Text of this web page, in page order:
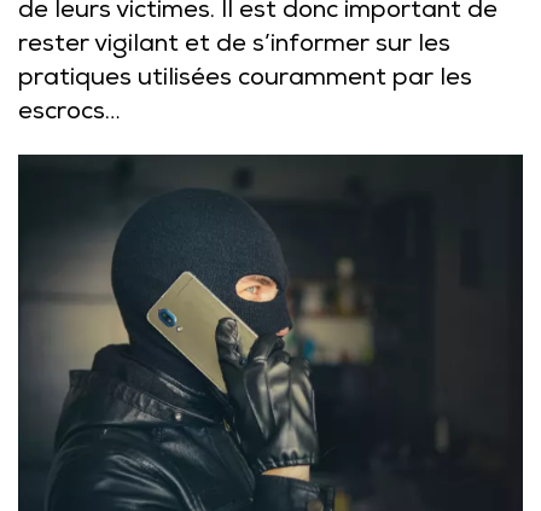
de leurs victimes. Il est donc important de
rester vigilant et de s’informer sur les
pratiques utilisées couramment par les
escrocs…